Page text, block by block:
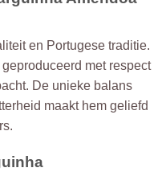
en Portugese traditie.
met respect
De unieke balans
maakt hem geliefd